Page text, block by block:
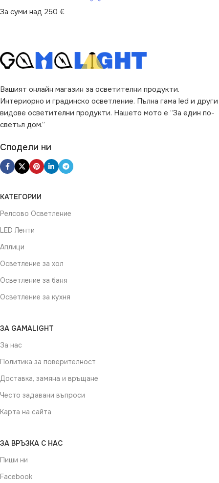
За суми над 250 €
Вашият онлайн магазин за осветителни продукти.
Интериорно и градинско осветление. Пълна гама led и други
видове осветителни продукти. Нашето мото е “За един по-
светъл дом.”
Сподели ни
КАТЕГОРИИ
Релсово Осветление
LED Ленти
Аплици
Осветление за хол
Осветление за баня
Осветление за кухня
ЗА GAMALIGHT
За нас
Политика за поверителност
Доставка, замяна и връщане
Често задавани въпроси
Карта на сайта
ЗА ВРЪЗКА С НАС
Пиши ни
Facebook